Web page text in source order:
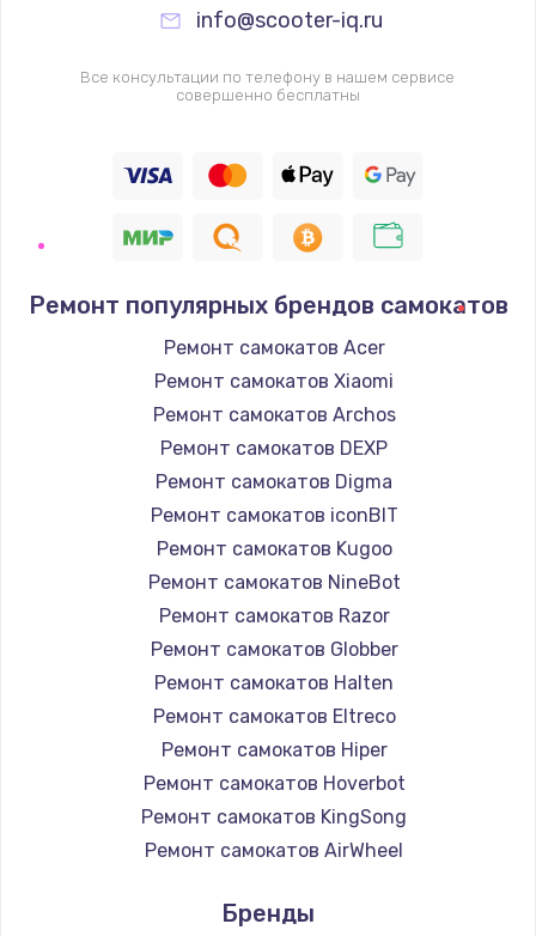
info@scooter-iq.ru
Все консультации по телефону в нашем сервисе
совершенно бесплатны
Ремонт популярных брендов самокатов
Ремонт самокатов Acer
Ремонт самокатов Xiaomi
Ремонт самокатов Archos
Ремонт самокатов DEXP
Ремонт самокатов Digma
Ремонт самокатов iconBIT
Ремонт самокатов Kugoo
Ремонт самокатов NineBot
Ремонт самокатов Razor
Ремонт самокатов Globber
Ремонт самокатов Halten
Ремонт самокатов Eltreco
Ремонт самокатов Hiper
Ремонт самокатов Hoverbot
Ремонт самокатов KingSong
Ремонт самокатов AirWheel
Ремонт самокатов Hunter
Бренды